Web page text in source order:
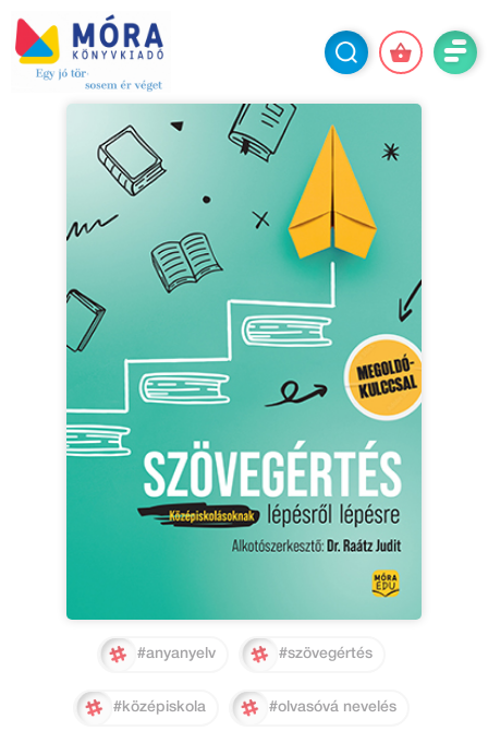
#anyanyelv #szövegértés
#középiskola #olvasóvá nevelés